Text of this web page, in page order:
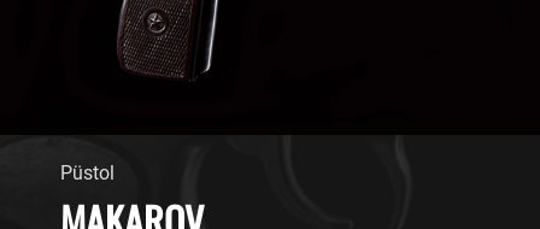
Püstol